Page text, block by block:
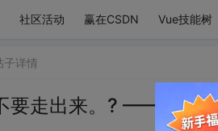
社区活动 赢在CSDN Vue技能树
子详情
要走出来。? ——Super